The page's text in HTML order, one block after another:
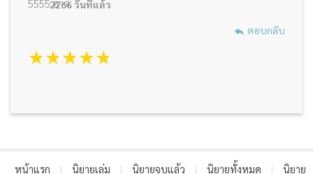
2266 วันที่แล้ว
5555 ฮาดี
ตอบกลับ
1 star
2 stars
3 stars
4 stars
หน้าแรก | นิยายเล่ม | นิยายจบแล้ว | นิยายทั้งหมด | นิยาย